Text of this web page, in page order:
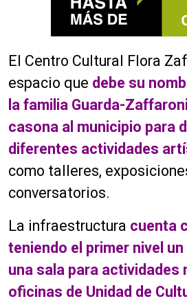
El Centro Cultural Flora
espacio que debe su
la familia Guarda-
casona al municipio para
diferentes actividades
como talleres,
conversatorios.
La infraestructura cuenta
teniendo el primer nivel
una sala para actividades
oficinas de Unidad de